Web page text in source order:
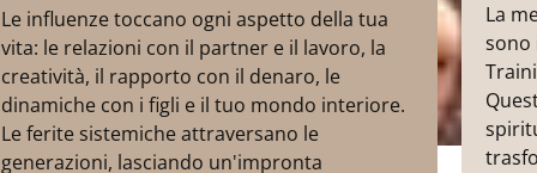
Le influenze toccano ogni aspetto della tua
vita: le relazioni con il partner e il lavoro, la
creatività, il rapporto con il denaro, le
dinamiche con i figli e il tuo mondo interiore.
Le ferite sistemiche attraversano le
generazioni, lasciando un'impronta
La
sono